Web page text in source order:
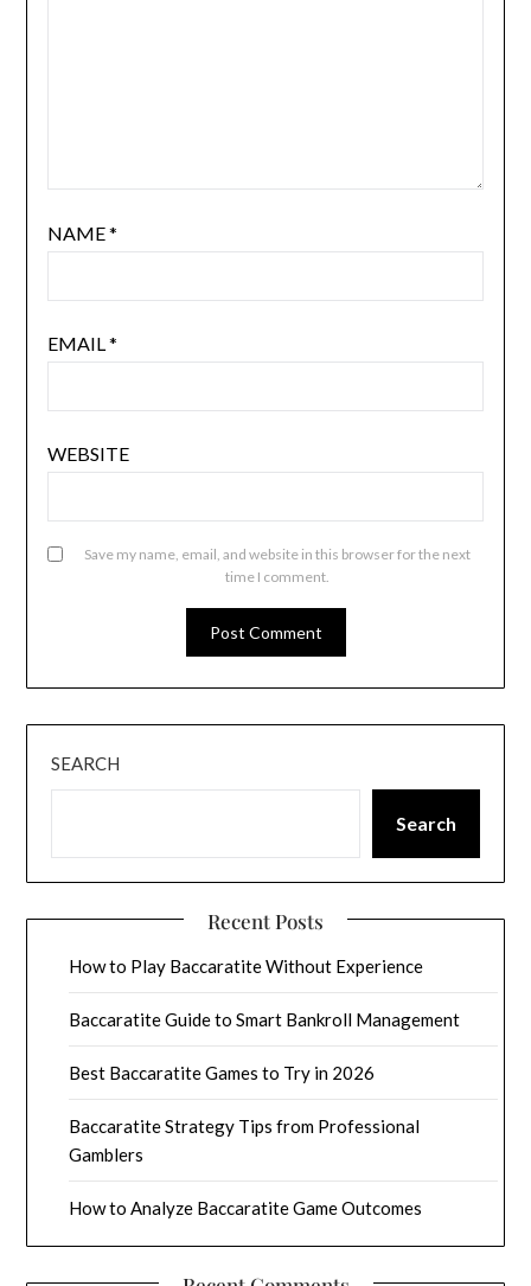
NAME*
EMAIL*
WEBSITE
Save my name, email, and website in this browser for the next
time I comment.
SEARCH
Search
Recent Posts
How to Play Baccaratite Without Experience
Baccaratite Guide to Smart Bankroll Management
Best Baccaratite Games to Try in 2026
Baccaratite Strategy Tips from Professional
Gamblers
How to Analyze Baccaratite Game Outcomes